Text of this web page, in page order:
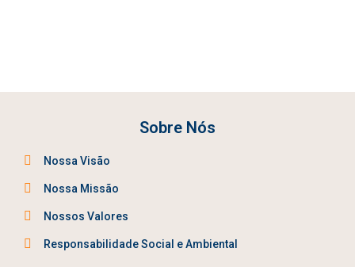
Sobre Nós
Nossa Visão
Nossa Missão
Nossos Valores
Responsabilidade Social e Ambiental